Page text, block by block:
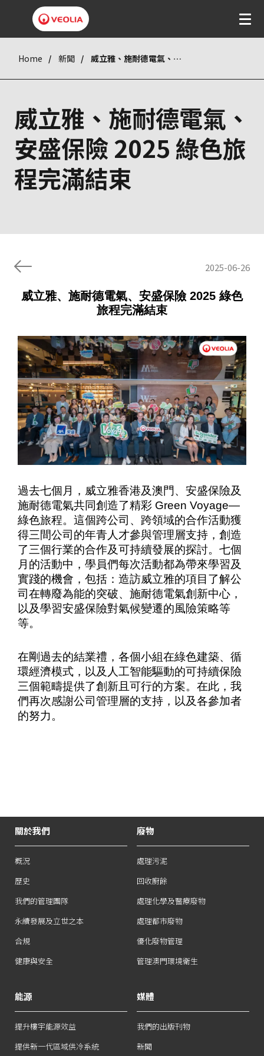
Home 新聞 威立雅、施耐德電氣、安盛保險 2025 綠色旅程完滿結束
威立雅、施耐德電氣、
安盛保險 2025 綠色旅
程完滿結束
2025-06-26
威立雅、施耐德電氣、安盛保險 2025 綠色
旅程完滿結束
過去七個月，威立雅香港及澳門、安盛保險及
施耐德電氣共同創造了精彩 Green Voyage—
綠色旅程。這個跨公司、跨領域的合作活動獲
得三間公司的年青人才參與管理層支持，創造
了三個行業的合作及可持續發展的探討。七個
月的活動中，學員們每次活動都為帶來學習及
實踐的機會，包括：造訪威立雅的項目了解公
司在轉廢為能的突破、施耐德電氣創新中心，
以及學習安盛保險對氣候變遷的風險策略等
等。
在剛過去的結業禮，各個小組在綠色建築、循
環經濟模式，以及人工智能驅動的可持續保險
三個範疇提供了創新且可行的方案。在此，我
們再次感謝公司管理層的支持，以及各參加者
的努力。
關於我們
概況
歷史
我們的管理團隊
永續發展及立世之本
合規
健康與安全
廢物
處理污泥
回收廚餘
處理化學及醫療廢物
處理都市廢物
優化廢物管理
管理澳門環境衛生
能源
提升樓宇能源效益
提供新一代區域供冷系統
媒體
我們的出版刊物
新聞